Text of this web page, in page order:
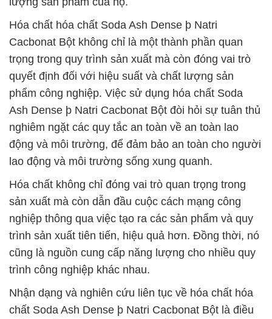
Hóa chất hóa chất Soda Ash Dense þ Natri
Cacbonat Bột không chỉ là một thành phần quan
trọng trong quy trình sản xuất mà còn đóng vai trò
quyết định đối với hiệu suất và chất lượng sản
phẩm công nghiệp. Việc sử dụng hóa chất Soda
Ash Dense þ Natri Cacbonat Bột đòi hỏi sự tuân thủ
nghiêm ngặt các quy tắc an toàn về an toàn lao
động và môi trường, để đảm bảo an toàn cho người
lao động và môi trường sống xung quanh.
Hóa chất không chỉ đóng vai trò quan trọng trong
sản xuất mà còn dẫn đầu cuộc cách mạng công
nghiệp thông qua việc tạo ra các sản phẩm và quy
trình sản xuất tiên tiến, hiệu quả hơn. Đồng thời, nó
cũng là nguồn cung cấp năng lượng cho nhiều quy
trình công nghiệp khác nhau.
Nhận dạng và nghiên cứu liên tục về hóa chất hóa
chất Soda Ash Dense þ Natri Cacbonat Bột là điều